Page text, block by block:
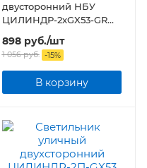
двусторонний НБУ
ЦИЛИНДР-2xGX53-GR
алюминиевый под
лампу 2хGX53 серый
IP65
898руб./шт
1 056руб. -15%
В корзину